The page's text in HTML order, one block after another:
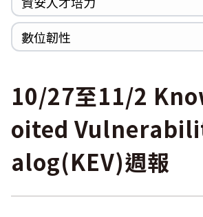
WannaCrypt
Heartbleed
巡迴研討會
CCOE資安實戰人才培育計畫成果
資安人才培訓服務網
資安系列競賽網站
數位韌性
10/27至11/2
oited
alog(KEV)週報